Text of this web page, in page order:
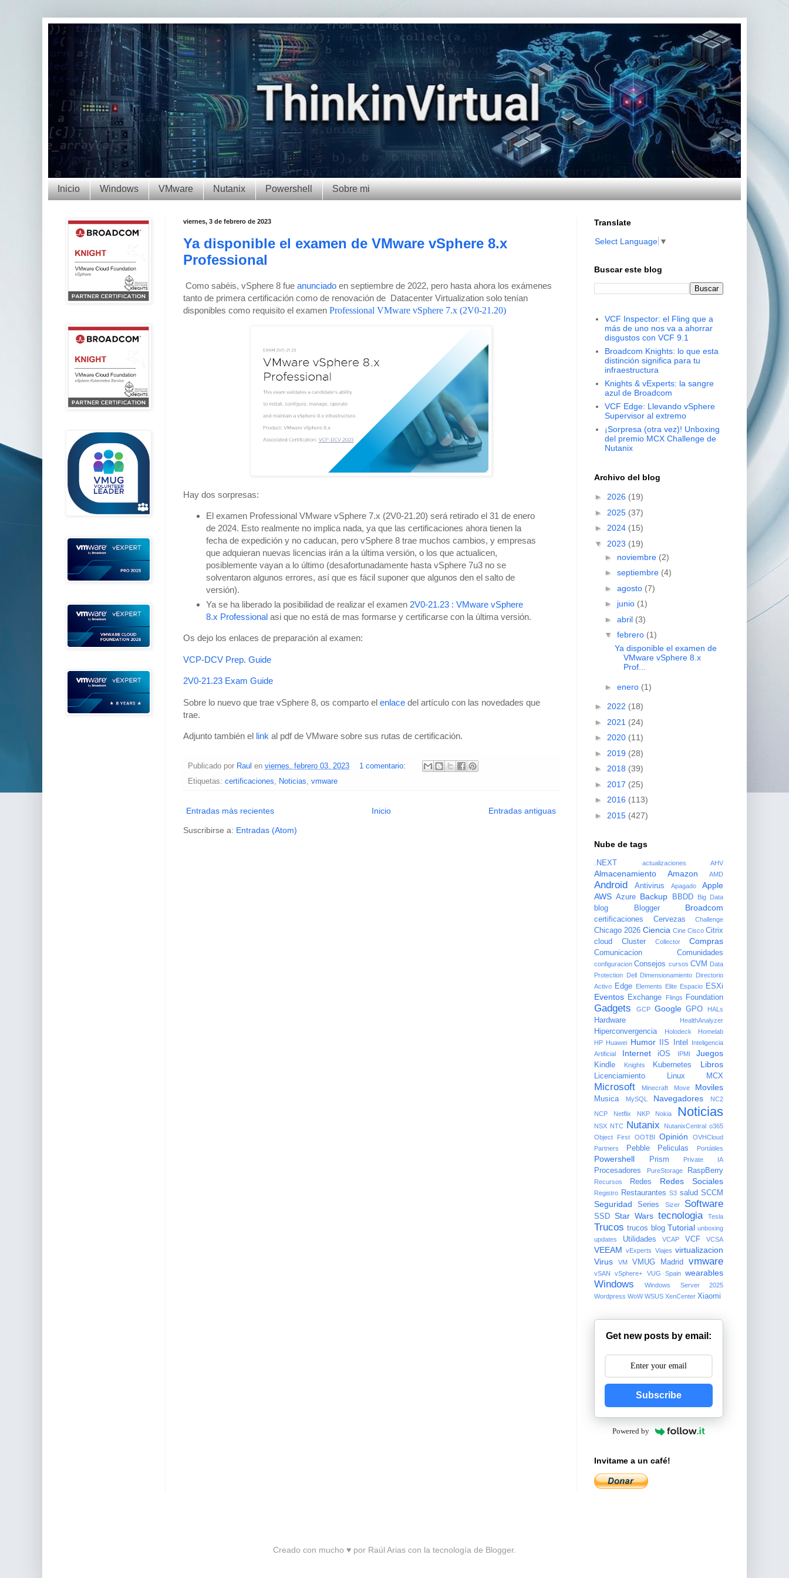
Inicio Windows VMware Nutanix Powershell Sobre mi
viernes, 3 de febrero de 2023
Ya disponible el examen de VMware vSphere 8.x
Professional
Como sabéis, vSphere 8 fue anunciado en septiembre de 2022, pero hasta ahora los exámenes
tanto de primera certificación como de renovación de Datacenter Virtualization solo tenían
disponibles como requisito el examen Professional VMware vSphere 7.x (2V0-21.20)
Hay dos sorpresas:
El examen Professional VMware vSphere 7.x (2V0-21.20) será retirado el 31 de enero
de 2024. Esto realmente no implica nada, ya que las certificaciones ahora tienen la
fecha de expedición y no caducan, pero vSphere 8 trae muchos cambios, y empresas
que adquieran nuevas licencias irán a la última versión, o los que actualicen,
posiblemente vayan a lo último (desafortunadamente hasta vSphere 7u3 no se
solventaron algunos errores, así que es fácil suponer que algunos den el salto de
versión).
Ya se ha liberado la posibilidad de realizar el examen 2V0-21.23 : VMware vSphere
8.x Professionalasi que no está de mas formarse y certificarse con la última versión.
Os dejo los enlaces de preparación al examen:
VCP-DCV Prep. Guide
2V0-21.23 Exam Guide
Sobre lo nuevo que trae vSphere 8, os comparto el enlace del artículo con las novedades que
trae.
Adjunto también el link al pdf de VMware sobre sus rutas de certificación.
Publicado por Raul en viernes, febrero 03, 2023
1 comentario:
Etiquetas: certificaciones, Noticias, vmware
Entradas más recientes Entradas antiguas
Inicio
Suscribirse a: Entradas (Atom)
Translate
Select Language ▼
Buscar este blog
VCF Inspector: el Fling que a
más de uno nos va a ahorrar
disgustos con VCF 9.1
Broadcom Knights: lo que esta
distinción significa para tu
infraestructura
Knights & vExperts: la sangre
azul de Broadcom
VCF Edge: Llevando vSphere
Supervisor al extremo
¡Sorpresa (otra vez)! Unboxing
del premio MCX Challenge de
Nutanix
Archivo del blog
► 2026 (19)
► 2025 (37)
► 2024 (15)
▼ 2023 (19)
► noviembre (2)
► septiembre (4)
► agosto (7)
► junio (1)
► abril (3)
▼ febrero (1)
Ya disponible el examen de
VMware vSphere 8.x
Prof...
► enero (1)
► 2022 (18)
► 2021 (24)
► 2020 (11)
► 2019 (28)
► 2018 (39)
► 2017 (25)
► 2016 (113)
► 2015 (427)
Nube de tags
.NEXT actualizaciones AHV
Almacenamiento Amazon AMD
Android Antivirus Apagado
Apple
AWS Azure Backup BBDD Big Data
blog Blogger Broadcom
certificaciones Cervezas Challenge
Chicago 2026 Ciencia Cine Cisco Citrix
cloud
Cluster Collector Compras
Comunicacion Comunidades
configuracion Consejos cursos CVM
Data
Protection
Dell Dimensionamiento
Directorio
Activo Edge Elements Elite Espacio ESXi
Eventos Exchange Flings Foundation
Gadgets GCP Google GPO HALs
Hardware HealthAnalyzer
Hiperconvergencia Holodeck
Homelab
HP Huawei Humor IIS Intel
Inteligencia
Artificial
Internet iOS IPMI Juegos
Kindle Knights Kubernetes Libros
Licenciamiento Linux MCX
Microsoft Minecraft Move Moviles
Musica MySQL Navegadores NC2
NCP Netflix NKP Nokia Noticias
NSX NTC Nutanix NutanixCentral o365
Object First
OOTBI Opinión
OVHCloud
Partners
Pebble Peliculas Portátiles
Powershell Prism Private IA
Procesadores PureStorage RaspBerry
Recursos Redes Redes Sociales
Registro Restaurantes S3 salud SCCM
Seguridad Series Sizer Software
SSD Star Wars tecnologia Tesla
Trucos trucos blog Tutorial unboxing
updates
Utilidades VCAP VCF VCSA
VEEAM vExperts Viajes virtualizacion
Virus
VM VMUG Madrid vmware
vSAN vSphere+ VUG Spain wearables
Windows
Windows Server 2025
Wordpress WoW WSUS XenCenter Xiaomi
Get new posts by email:
Subscribe
Powered by
Invitame a un café!
Creado con mucho ♥ por Raúl Arias con la tecnología de Blogger.